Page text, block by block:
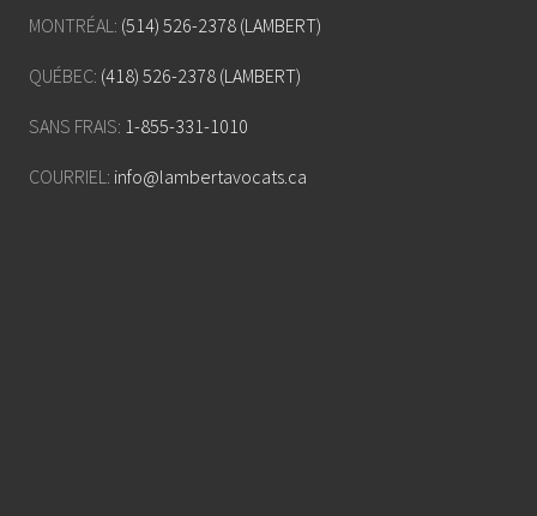
MONTRÉAL: (514) 526-2378 (LAMBERT)
QUÉBEC: (418) 526-2378 (LAMBERT)
SANS FRAIS: 1-855-331-1010
COURRIEL: info@lambertavocats.ca